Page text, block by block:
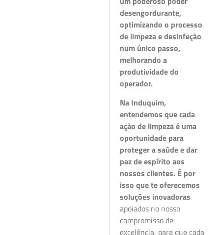
desengordurante,
optimizando o processo
de limpeza e desinfeção
num único passo,
melhorando a
produtividade do
operador.
Na Induquim,
entendemos que cada
ação de limpeza é uma
oportunidade para
proteger a saúde e dar
paz de espírito aos
nossos clientes. É por
isso que te oferecemos
soluções inovadoras
apoiados no nosso
compromisso de
excelência, para que cada